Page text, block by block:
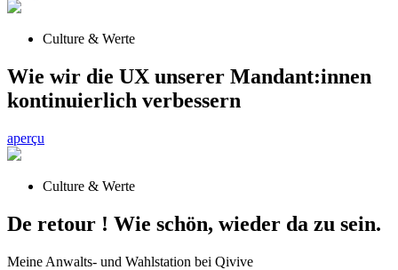
Culture & Werte
Wie wir die UX unserer Mandant:innen
kontinuierlich verbessern
aperçu
Culture & Werte
De retour ! Wie schön, wieder da zu sein.
Meine Anwalts- und Wahlstation bei Qivive